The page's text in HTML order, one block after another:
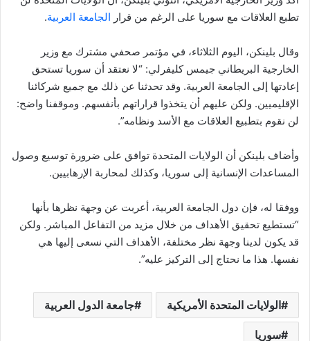
تطبع العلاقات مع سوريا على الرغم من قرار الجامعة العربية.
وقال بلينكن، اليوم الثلاثاء، في مؤتمر صحفي مشترك مع وزير
الخارجية البريطاني جيمس كليفرلي: “لا نعتقد أن سوريا تستحق
إعادتها إلى الجامعة العربية. وقد تحدثنا عن ذلك مع جميع شركائنا
الإقليميين. ولكن عليهم أن يتخذوا قراراتهم بأنفسهم. وموقفنا واضح:
لن نقوم بتطبيع العلاقات مع الأسد ونظامه”.
وأضاف بلينكن أن الولايات المتحدة توافق على ضرورة توسيع وصول
المساعدات الإنسانية إلى سوريا، وكذلك لمحاربة الإرهابيين.
ووفقا له، فإن دول الجامعة العربية، أعربت عن وجهة نظرها بأنها
“تستطيع تحقيق الأهداف من خلال مزيد من التفاعل المباشر. ولكن
قد يكون لدينا وجهة نظر مختلفة، الأهداف التي نسعى إليها هي
نفسها. هذا ما نحتاج إلى التركيز عليه”.
الولايات المتحدة الأمريكية جامعة الدول العربية
سوريا